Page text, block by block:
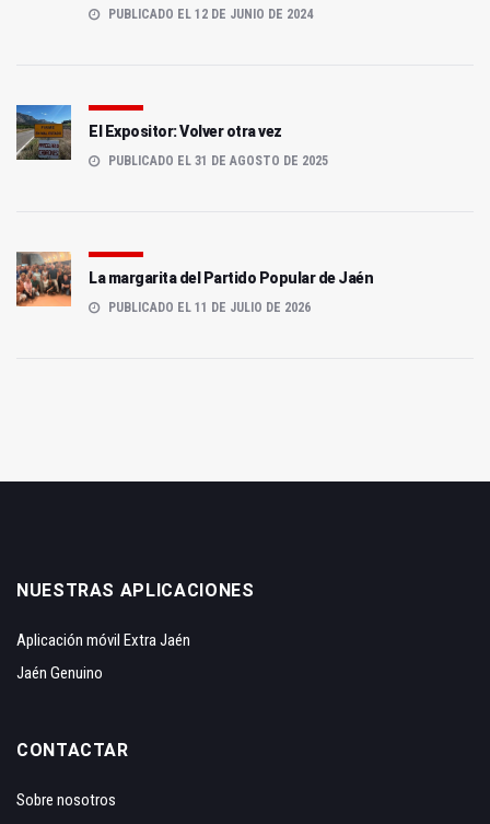
PUBLICADO EL 12 DE JUNIO DE 2024
El Expositor: Volver otra vez
PUBLICADO EL 31 DE AGOSTO DE 2025
La margarita del Partido Popular de Jaén
PUBLICADO EL 11 DE JULIO DE 2026
NUESTRAS APLICACIONES
Aplicación móvil Extra Jaén
Jaén Genuino
CONTACTAR
Sobre nosotros